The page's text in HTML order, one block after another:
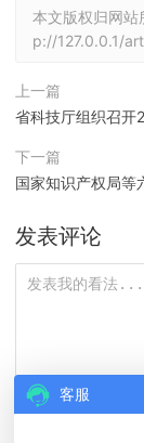
本文版权归网站
p://127.0.0.1/
上一篇
省科技厅组织召开
下一篇
国家知识产权局等
发表评论
匿名评论
客服